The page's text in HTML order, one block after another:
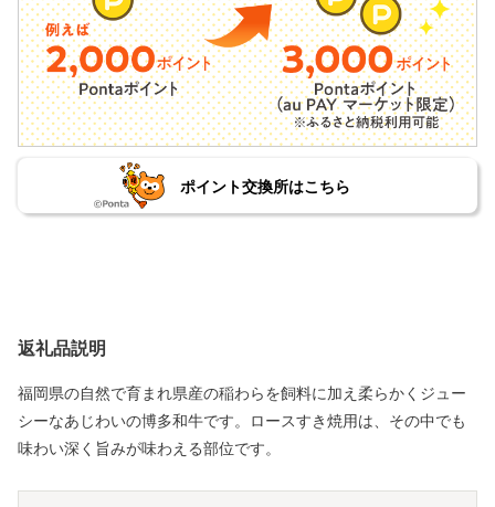
ポイント交換所はこちら
返礼品説明
福岡県の自然で育まれ県産の稲わらを飼料に加え柔らかくジュー
シーなあじわいの博多和牛です。ロースすき焼用は、その中でも
味わい深く旨みが味わえる部位です。